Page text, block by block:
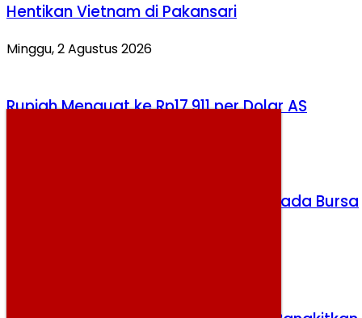
Hentikan Vietnam di Pakansari
Minggu, 2 Agustus 2026
Rupiah Menguat ke Rp17.911 per Dolar AS
Fenerbahce Bidik Marcus Rashford pada Bursa